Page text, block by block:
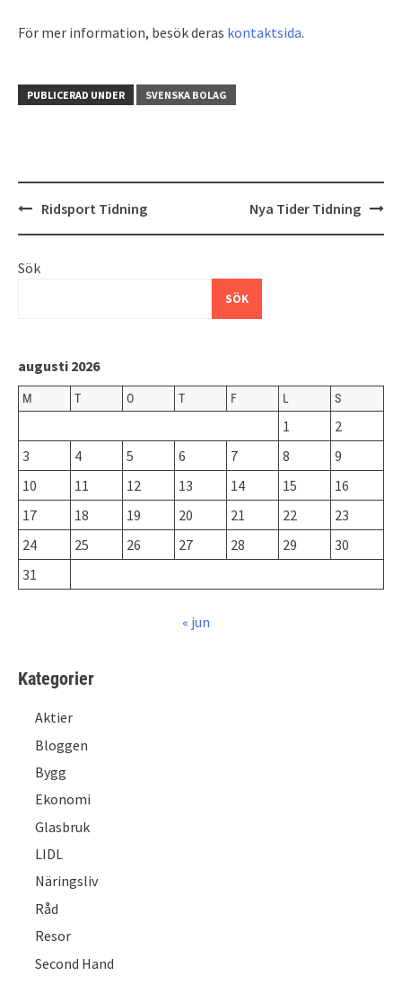
För mer information, besök deras kontaktsida.
PUBLICERAD UNDER SVENSKA BOLAG
Inläggsnavigering
Ridsport Tidning Nya Tider Tidning
Sök
SÖK
augusti 2026
M T O T F L S
1
2
3
4 5 6 7 8
9
10
11 12 13 14 15
16
17
18 19 20 21 22
23
24
25 26 27 28 29
30
31
« jun
Kategorier
Aktier
Bloggen
Bygg
Ekonomi
Glasbruk
LIDL
Näringsliv
Råd
Resor
Second Hand